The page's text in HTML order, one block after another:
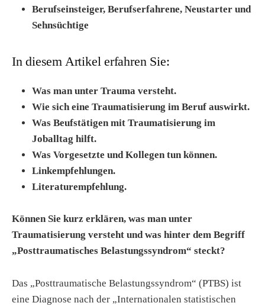
Berufseinsteiger, Berufserfahrene, Neustarter und
Sehnsüchtige
In diesem Artikel erfahren Sie:
Was man unter Trauma versteht.
Wie sich eine Traumatisierung im Beruf auswirkt.
Was Beufstätigen mit Traumatisierung im
Joballtag hilft.
Was Vorgesetzte und Kollegen tun können.
Linkempfehlungen.
Literaturempfehlung.
Können Sie kurz erklären, was man unter
Traumatisierung versteht und was hinter dem Begriff
„Posttraumatisches Belastungssyndrom“ steckt?
Das „Posttraumatische Belastungssyndrom“ (PTBS) ist
eine Diagnose nach der „Internationalen statistischen